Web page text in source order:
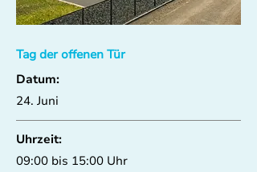
Tag der offenen Tür
Datum:
24. Juni
Uhrzeit:
09:00 bis 15:00 Uhr